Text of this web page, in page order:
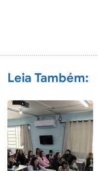
Leia Também: